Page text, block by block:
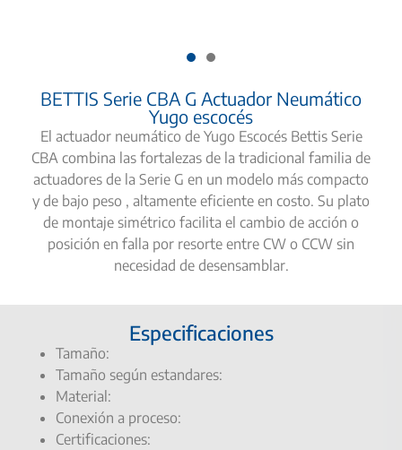
BETTIS Serie CBA G Actuador Neumático
Yugo escocés
El actuador neumático de Yugo Escocés Bettis Serie
CBA combina las fortalezas de la tradicional familia de
actuadores de la Serie G en un modelo más compacto
y de bajo peso , altamente eficiente en costo. Su plato
de montaje simétrico facilita el cambio de acción o
posición en falla por resorte entre CW o CCW sin
necesidad de desensamblar.
Especificaciones
Tamaño:
Tamaño según estandares:
Material:
Conexión a proceso:
Certificaciones: